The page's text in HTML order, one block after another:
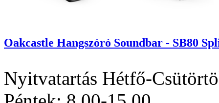
Oakcastle Hangszóró Soundbar - SB80
Nyitvatartás Hétfő-